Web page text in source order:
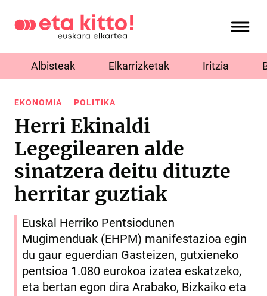
Albisteak Elkarrizketak Iritzia
EKONOMIA POLITIKA
Herri Ekinaldi
Legegilearen alde
sinatzera deitu dituzte
herritar guztiak
Euskal Herriko Pentsiodunen
Mugimenduak (EHPM) manifestazioa egin
du gaur eguerdian Gasteizen, gutxieneko
pentsioa 1.080 eurokoa izatea eskatzeko,
eta bertan egon dira Arabako, Bizkaiko eta